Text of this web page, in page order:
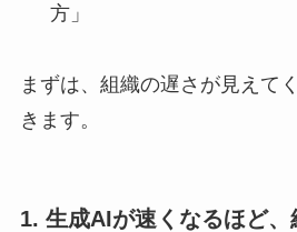
方」
まずは、組織の遅さが見えて
きます。
1. 生成AIが速くなるほど、